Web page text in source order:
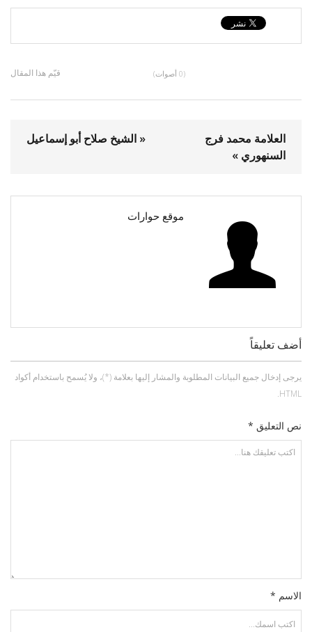
قيّم هذا المقال (0 أصوات)
« الشيخ صلاح أبو إسماعيل
العلامة محمد فرج
السنهوري »
موقع حوارات
أضف تعليقاً
يرجى إدخال جميع البيانات المطلوبة والمشار إليها بعلامة (*)، ولا يُسمح باستخدام أكواد
HTML.
نص التعليق *
الاسم *